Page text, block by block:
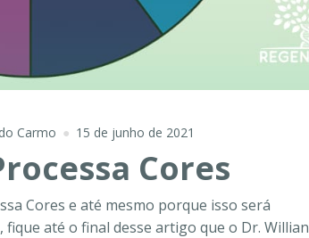
Carmo 15 de junho de 2021
Cores
Cores e até mesmo porque isso será
até o final desse artigo que o Dr. Willian